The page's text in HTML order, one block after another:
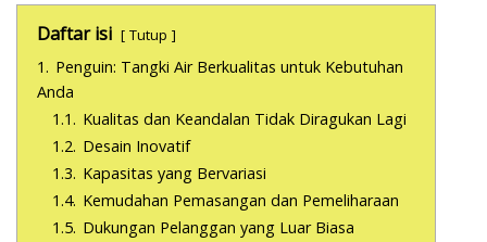
Daftar isi Tutup
1. Penguin: Tangki Air Berkualitas untuk Kebutuhan
Anda
1.1. Kualitas dan Keandalan Tidak Diragukan Lagi
1.2. Desain Inovatif
1.3. Kapasitas yang Bervariasi
1.4. Kemudahan Pemasangan dan Pemeliharaan
1.5. Dukungan Pelanggan yang Luar Biasa